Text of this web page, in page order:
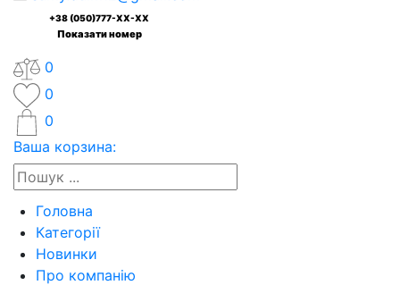
+38 (050)777-XX-XX
Показати номер
0
0
0
Ваша корзина:
Головна
Категорії
Новинки
Про компанію